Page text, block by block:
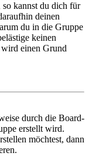
kannst du dich für
deinen
du in die Gruppe
keinen
einen Grund
durch die Board-
erstellt wird.
möchtest, dann